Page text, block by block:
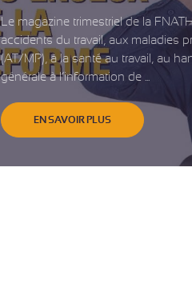
Le magazine trimestriel de la
accidents du travail, aux maladies
(AT/MP), à la santé au travail, au
générale à l’information de ...
EN SAVOIR PLUS